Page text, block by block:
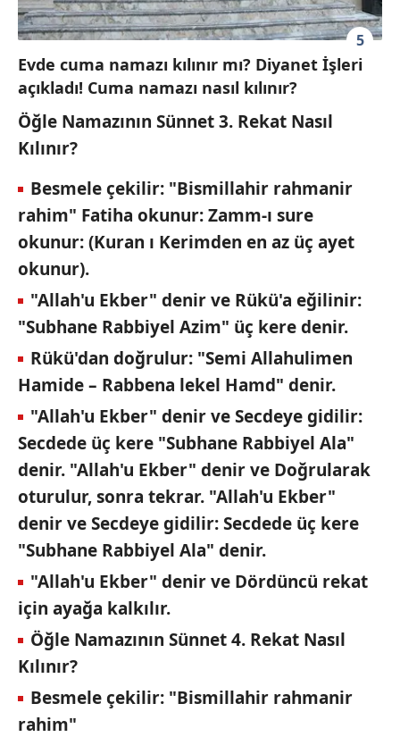
5
Evde cuma namazı kılınır mı? Diyanet İşleri
açıkladı! Cuma namazı nasıl kılınır?
Öğle Namazının Sünnet 3. Rekat Nasıl
Kılınır?
Besmele çekilir: "Bismillahir rahmanir
rahim" Fatiha okunur: Zamm-ı sure
okunur: (Kuran ı Kerimden en az üç ayet
okunur).
"Allah'u Ekber" denir ve Rükü'a eğilinir:
"Subhane Rabbiyel Azim" üç kere denir.
Rükü'dan doğrulur: "Semi Allahulimen
Hamide – Rabbena lekel Hamd" denir.
"Allah'u Ekber" denir ve Secdeye gidilir:
Secdede üç kere "Subhane Rabbiyel Ala"
denir. "Allah'u Ekber" denir ve Doğrularak
oturulur, sonra tekrar. "Allah'u Ekber"
denir ve Secdeye gidilir: Secdede üç kere
"Subhane Rabbiyel Ala" denir.
"Allah'u Ekber" denir ve Dördüncü rekat
için ayağa kalkılır.
Öğle Namazının Sünnet 4. Rekat Nasıl
Kılınır?
Besmele çekilir: "Bismillahir rahmanir
rahim"